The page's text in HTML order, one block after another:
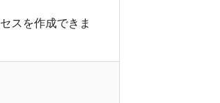
スを作成できま